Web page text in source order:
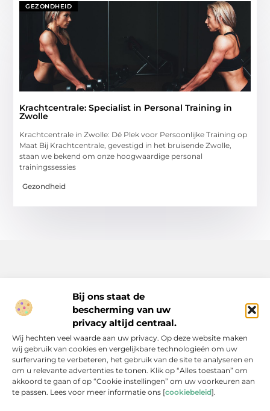
Bij ons staat de
bescherming van uw
privacy altijd centraal.
Wij hechten veel waarde aan uw privacy. Op deze website maken
wij gebruik van cookies en vergelijkbare technologieën om uw
surfervaring te verbeteren, het gebruik van de site te analyseren en
om u relevante advertenties te tonen. Klik op “Alles toestaan” om
akkoord te gaan of op “Cookie instellingen” om uw voorkeuren aan
te passen. Lees voor meer informatie ons [cookiebeleid].
GEZONDHEID
Krachtcentrale: Specialist in Personal Training in
Zwolle
Krachtcentrale in Zwolle: Dé Plek voor Persoonlijke Training op
Maat Bij Krachtcentrale, gevestigd in het bruisende Zwolle,
staan we bekend om onze hoogwaardige personal
trainingssessies
Gezondheid
Inspiratie, tips en verhalen voor elk moment.
Ontdek een breed scala aan artikelen en blogs die je dagelijks
leven verrijken, van praktische adviezen tot boeiende verhalen.
Bericht categorie